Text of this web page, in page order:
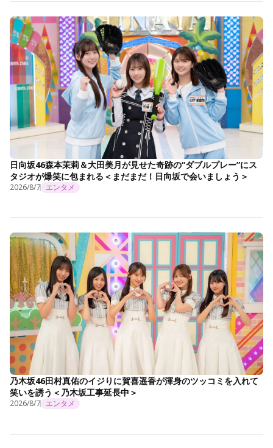
日向坂46森本茉莉＆大田美月が見せた奇跡の“ダブルプレー”にス
タジオが爆笑に包まれる＜まだまだ！日向坂で会いましょう＞
2026/8/7 エンタメ
乃木坂46田村真佑のイジりに賀喜遥香が渾身のツッコミを入れて
笑いを誘う＜乃木坂工事延長中＞
2026/8/7 エンタメ